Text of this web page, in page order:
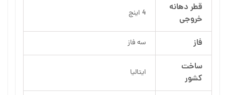
قطر دهانه
خروجی
4 اینچ
فاز سه فاز
ساخت
کشور
ایتالیا